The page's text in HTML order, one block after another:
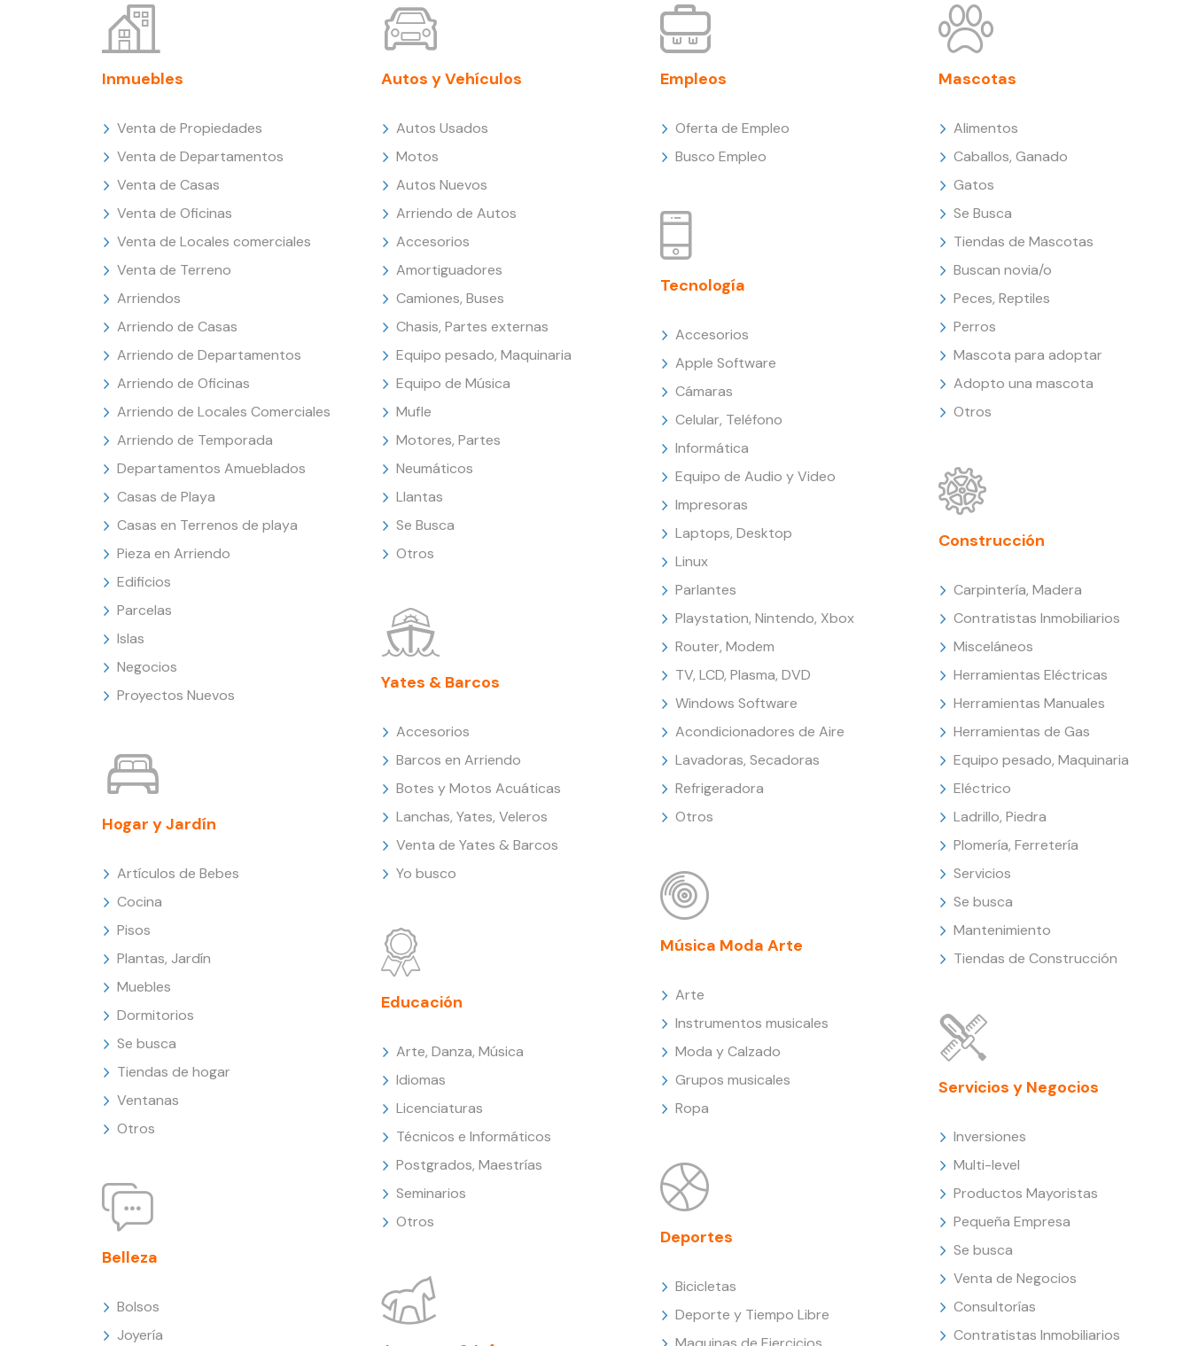
Inmuebles
Venta de Propiedades
Venta de Departamentos
Venta de Casas
Venta de Oficinas
Venta de Locales comerciales
Venta de Terreno
Arriendos
Arriendo de Casas
Arriendo de Departamentos
Arriendo de Oficinas
Arriendo de Locales Comerciales
Arriendo de Temporada
Departamentos Amueblados
Casas de Playa
Casas en Terrenos de playa
Pieza en Arriendo
Edificios
Parcelas
Islas
Negocios
Proyectos Nuevos
Hogar y Jardín
Artículos de Bebes
Cocina
Pisos
Plantas, Jardín
Muebles
Dormitorios
Se busca
Tiendas de hogar
Ventanas
Otros
Belleza
Bolsos
Joyería
Autos y Vehículos
Autos Usados
Motos
Autos Nuevos
Arriendo de Autos
Accesorios
Amortiguadores
Camiones, Buses
Chasis, Partes externas
Equipo pesado, Maquinaria
Equipo de Música
Mufle
Motores, Partes
Neumáticos
Llantas
Se Busca
Otros
Yates & Barcos
Accesorios
Barcos en Arriendo
Botes y Motos Acuáticas
Lanchas, Yates, Veleros
Venta de Yates & Barcos
Yo busco
Educación
Arte, Danza, Música
Idiomas
Licenciaturas
Técnicos e Informáticos
Postgrados, Maestrías
Seminarios
Otros
Empleos
Oferta de Empleo
Busco Empleo
Tecnología
Accesorios
Apple Software
Cámaras
Celular, Teléfono
Informática
Equipo de Audio y Video
Impresoras
Laptops, Desktop
Linux
Parlantes
Playstation, Nintendo, Xbox
Router, Modem
TV, LCD, Plasma, DVD
Windows Software
Acondicionadores de Aire
Lavadoras, Secadoras
Refrigeradora
Otros
Música Moda Arte
Arte
Instrumentos musicales
Moda y Calzado
Grupos musicales
Ropa
Deportes
Bicicletas
Deporte y Tiempo Libre
Mascotas
Alimentos
Caballos, Ganado
Gatos
Se Busca
Tiendas de Mascotas
Buscan novia/o
Peces, Reptiles
Perros
Mascota para adoptar
Adopto una mascota
Otros
Construcción
Carpintería, Madera
Contratistas Inmobiliarios
Misceláneos
Herramientas Eléctricas
Herramientas Manuales
Herramientas de Gas
Equipo pesado, Maquinaria
Eléctrico
Ladrillo, Piedra
Plomería, Ferretería
Servicios
Se busca
Mantenimiento
Tiendas de Construcción
Servicios y Negocios
Inversiones
Multi-level
Productos Mayoristas
Pequeña Empresa
Se busca
Venta de Negocios
Consultorías
Contratistas Inmobiliarios